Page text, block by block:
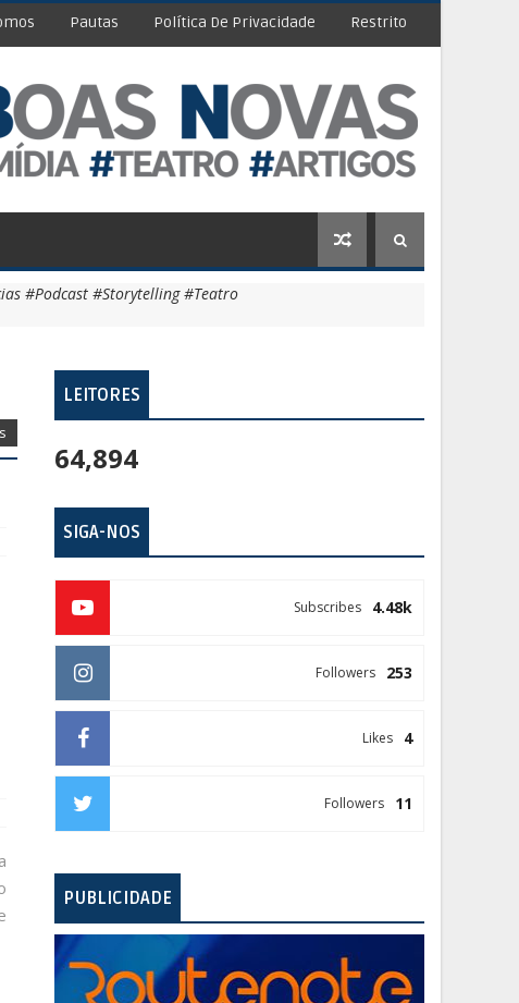
Pautas Política De Privacidade Restrito
#Podcast #Storytelling #Teatro
LEITORES
64,894
SIGA-NOS
4.48k
Subscribes
253
Followers
4
Likes
11
Followers
PUBLICIDADE